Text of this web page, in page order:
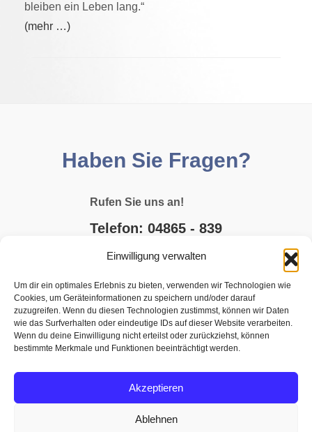
Einwilligung verwalten
Um dir ein optimales Erlebnis zu bieten, verwenden wir Technologien wie
Cookies, um Geräteinformationen zu speichern und/oder darauf
zuzugreifen. Wenn du diesen Technologien zustimmst, können wir Daten
wie das Surfverhalten oder eindeutige IDs auf dieser Website verarbeiten.
Wenn du deine Einwilligung nicht erteilst oder zurückziehst, können
bestimmte Merkmale und Funktionen beeinträchtigt werden.
Akzeptieren
Ablehnen
bleiben ein Leben lang.“
(mehr …)
Haben Sie Fragen?
Rufen Sie uns an!
Telefon: 04865 - 839
JETZT BUCHEN